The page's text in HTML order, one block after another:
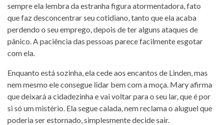
sempre ela lembra da estranha figura atormentadora, fato
que faz desconcentrar seu cotidiano, tanto que ela acaba
perdendo o seu emprego, depois de ter alguns ataques de
pânico. A paciência das pessoas parece facilmente esgotar
com ela.
Enquanto está sozinha, ela cede aos encantos de Linden, mas
nem mesmo ele consegue lidar bem com a moça. Mary afirma
que deixará a cidadezinha e vai voltar para o seu lar, que é por
si só um mistério. Ela segue calada, nem reclama o aluguel que
poderia ser estornado, simplesmente decide sair.